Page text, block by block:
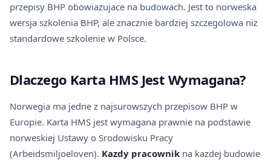
przepisy BHP obowiazujace na budowach. Jest to norweska
wersja szkolenia BHP, ale znacznie bardziej szczegolowa niz
standardowe szkolenie w Polsce.
Dlaczego Karta HMS Jest Wymagana?
Norwegia ma jedne z najsurowszych przepisow BHP w
Europie. Karta HMS jest wymagana prawnie na podstawie
norweskiej Ustawy o Srodowisku Pracy
(Arbeidsmiljoeloven). Kazdy pracownik na kazdej budowie